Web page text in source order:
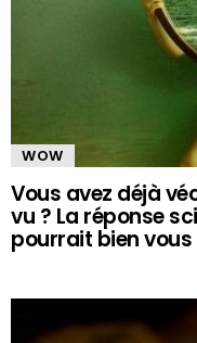
WOW
Vous avez déjà
vu ? La réponse
pourrait bien